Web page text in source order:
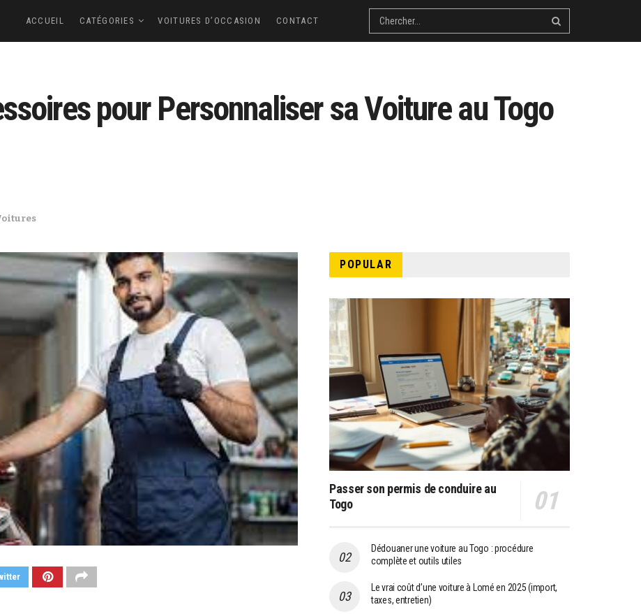
ACCUEIL CATÉGORIES VOITURES D’OCCASION CONTACT
pour Personnaliser sa Voiture au Togo
POPULAR
Passer son permis de conduire au
Togo
Dédouaner une voiture au Togo : procédure
complète et outils utiles
Le vrai coût d’une voiture à Lomé en 2025 (import,
taxes, entretien)